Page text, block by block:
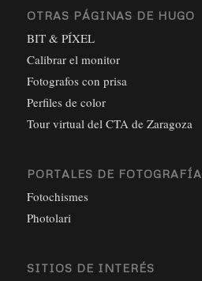
OTRAS PÁGINAS DE HUGO
BIT & PÍXEL
Calibrar el monitor
Fotografos con prisa
Perfiles de color
Tour virtual del CTA de Zaragoza
PORTALES DE FOTOGRAFÍA
Fotochismes
Photolari
SITIOS DE INTERÉS